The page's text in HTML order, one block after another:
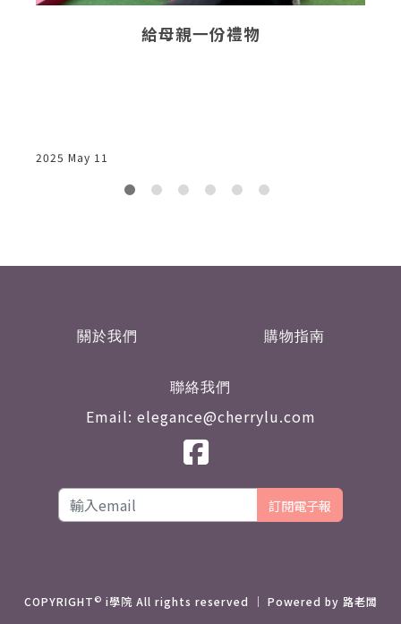
給母親一份禮物
2025 May 11
關於我們 購物指南
聯絡我們
Email: elegance@cherrylu.com
訂閱電子報
COPYRIGHT © i學院 All rights reserved ｜ Powered by 路老闆